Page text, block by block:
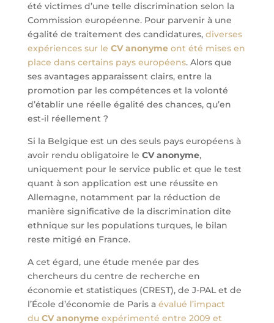
été victimes d’une telle discrimination selon la
Commission européenne. Pour parvenir à une
égalité de traitement des candidatures, diverses
expériences sur le CV anonymeont été mises en
place dans certains pays européens. Alors que
ses avantages apparaissent clairs, entre la
promotion par les compétences et la volonté
d’établir une réelle égalité des chances, qu’en
est-il réellement ?
Si la Belgique est un des seuls pays européens à
avoir rendu obligatoire le CV anonyme,
uniquement pour le service public et que le test
quant à son application est une réussite en
Allemagne, notamment par la réduction de
manière significative de la discrimination dite
ethnique sur les populations turques, le bilan
reste mitigé en France.
A cet égard, une étude menée par des
chercheurs du centre de recherche en
économie et statistiques (CREST), de J-PAL et de
l’École d’économie de Paris a évalué l’impact
du CV anonymeexpérimenté entre 2009 et